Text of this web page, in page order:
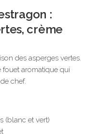
:
crème
des asperges vertes.
fouet aromatique qui
chef.
(blanc et vert)